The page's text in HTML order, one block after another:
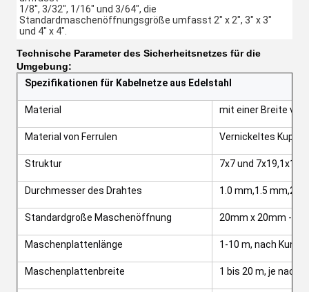
1/8", 3/32", 1/16" und 3/64", die
Standardmaschenöffnungsgröße umfasst 2" x 2", 3" x 3"
und 4" x 4".
Technische Parameter des Sicherheitsnetzes für die
Umgebung:
Spezifikationen für Kabelnetze aus Edelstahl
Material mit einer Breite von
Material von Ferrulen Vernickeltes
Struktur 7x7 und 7x19,1x19
Durchmesser des Drahtes 1.0 mm,1.5 mm,2.0
Standardgroße Maschenöffnung 20mm x 20mm -
Maschenplattenlänge 1-10 m, nach
Maschenplattenbreite 1 bis 20 m, je nach